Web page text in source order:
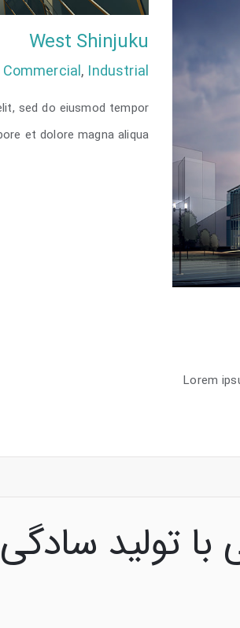
West Shinjuku
Commercial, Industrial
sed do eiusmod tempor
et dolore magna aliqua.
Lorem
تولید